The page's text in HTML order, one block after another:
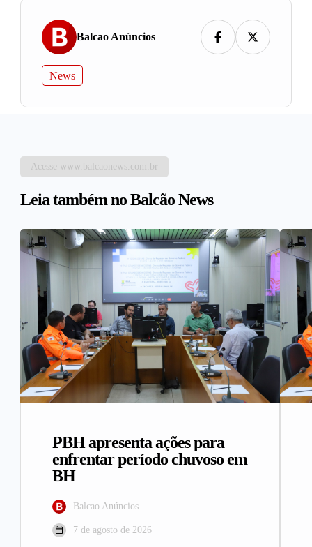
Balcao Anúncios
News
Acesse www.balcaonews.com.br
Leia também no Balcão News
PBH apresenta ações para
enfrentar período chuvoso em
BH
Balcao Anúncios
7 de agosto de 2026